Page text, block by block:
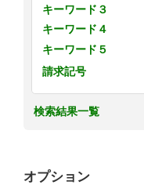
キーワード３
キーワード４
キーワード５
請求記号
検索結果一覧
オプション